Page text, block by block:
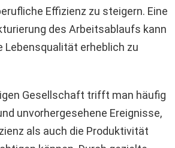
Effizienz zu steigern. Eine
des Arbeitsablaufs kann
Lebensqualität erheblich zu
Gesellschaft trifft man häufig
unvorhergesehene Ereignisse,
als auch die Produktivität